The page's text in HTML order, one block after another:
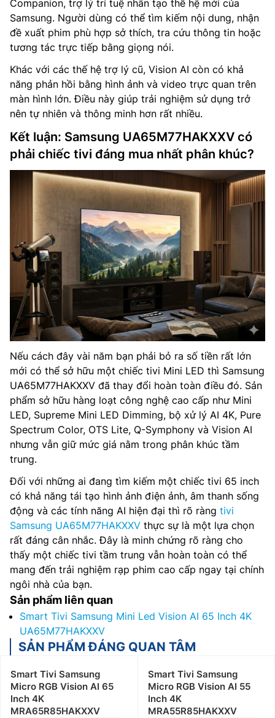
Companion, trợ lý trí tuệ nhân tạo thế hệ mới của
Samsung. Người dùng có thể tìm kiếm nội dung, nhận
đề xuất phim phù hợp sở thích, tra cứu thông tin hoặc
tương tác trực tiếp bằng giọng nói.
Khác với các thế hệ trợ lý cũ, Vision AI còn có khả
năng phản hồi bằng hình ảnh và video trực quan trên
màn hình lớn. Điều này giúp trải nghiệm sử dụng trở
nên tự nhiên và thông minh hơn rất nhiều.
Kết luận: Samsung UA65M77HAKXXV có
phải chiếc tivi đáng mua nhất phân khúc?
Nếu cách đây vài năm bạn phải bỏ ra số tiền rất lớn
mới có thể sở hữu một chiếc tivi Mini LED thì Samsung
UA65M77HAKXXV đã thay đổi hoàn toàn điều đó. Sản
phẩm sở hữu hàng loạt công nghệ cao cấp như Mini
LED, Supreme Mini LED Dimming, bộ xử lý AI 4K, Pure
Spectrum Color, OTS Lite, Q-Symphony và Vision AI
nhưng vẫn giữ mức giá nằm trong phân khúc tầm
trung.
Đối với những ai đang tìm kiếm một chiếc tivi 65 inch
có khả năng tái tạo hình ảnh điện ảnh, âm thanh sống
động và các tính năng AI hiện đại thì rõ ràng tivi
Samsung UA65M77HAKXXV thực sự là một lựa chọn
rất đáng cân nhắc. Đây là minh chứng rõ ràng cho
thấy một chiếc tivi tầm trung vẫn hoàn toàn có thể
mang đến trải nghiệm rạp phim cao cấp ngay tại chính
ngôi nhà của bạn.
Sản phẩm liên quan
Smart Tivi Samsung Mini Led Vision AI 65 Inch 4K
UA65M77HAKXXV
SẢN PHẨM ĐÁNG QUAN TÂM
Smart Tivi Samsung
Micro RGB Vision AI 65
Inch 4K
MRA65R85HAKXXV
Smart Tivi Samsung
Micro RGB Vision AI 55
Inch 4K
MRA55R85HAKXXV